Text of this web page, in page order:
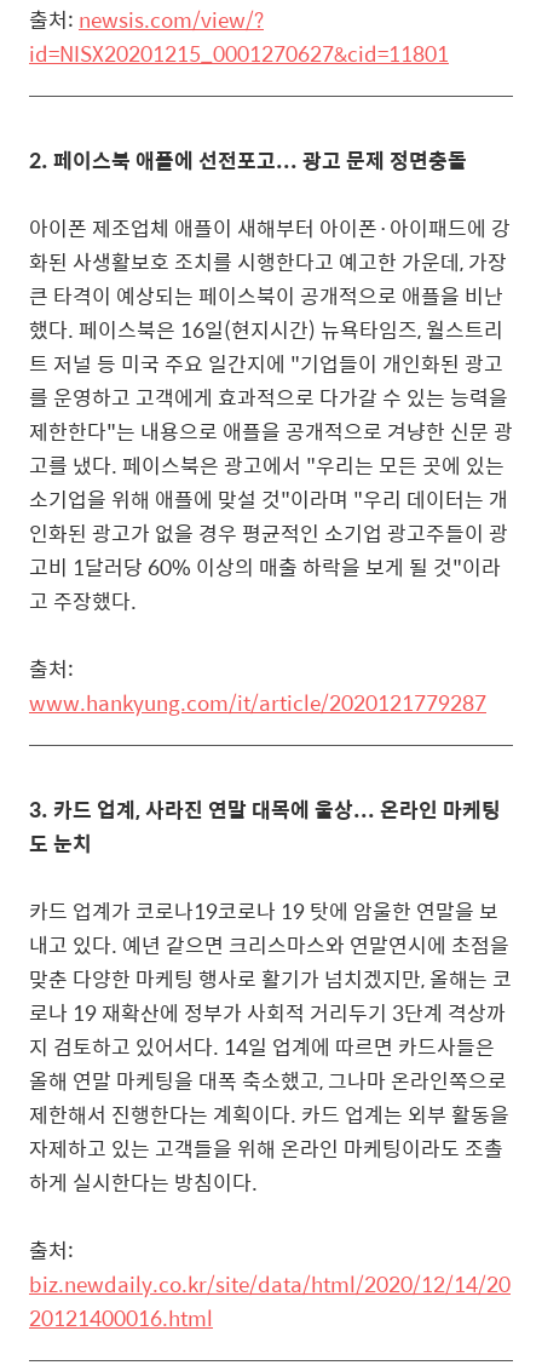
출처: newsis.com/view/?
id=NISX20201215_0001270627&cid=11801
2.페이스북 애플에 선전포고... 광고 문제 정면충돌
아이폰 제조업체 애플이 새해부터 아이폰·아이패드에 강
화된 사생활보호 조치를 시행한다고 예고한 가운데, 가장
큰 타격이 예상되는 페이스북이 공개적으로 애플을 비난
했다.페이스북은 16일(현지시간) 뉴욕타임즈, 월스트리
트 저널 등 미국 주요 일간지에 "기업들이 개인화된 광고
를 운영하고 고객에게 효과적으로 다가갈 수 있는 능력을
제한한다"는 내용으로 애플을 공개적으로 겨냥한 신문 광
고를 냈다.페이스북은 광고에서 "우리는 모든 곳에 있는
소기업을 위해 애플에 맞설 것"이라며 "우리 데이터는 개
인화된 광고가 없을 경우 평균적인 소기업 광고주들이 광
고비 1달러당 60% 이상의 매출 하락을 보게 될 것"이라
고 주장했다.
출처:
www.hankyung.com/it/article/2020121779287
3. 카드 업계, 사라진 연말 대목에 울상... 온라인 마케팅
도 눈치
카드 업계가 코로나19코로나 19 탓에 암울한 연말을 보
내고 있다. 예년 같으면 크리스마스와 연말연시에 초점을
맞춘 다양한 마케팅 행사로 활기가 넘치겠지만, 올해는 코
로나 19 재확산에 정부가 사회적 거리두기 3단계 격상까
지 검토하고 있어서다. 14일 업계에 따르면 카드사들은
올해 연말 마케팅을 대폭 축소했고, 그나마 온라인쪽으로
제한해서 진행한다는 계획이다. 카드 업계는 외부 활동을
자제하고 있는 고객들을 위해 온라인 마케팅이라도 조촐
하게 실시한다는 방침이다.
출처:
biz.newdaily.co.kr/site/data/html/2020/12/14/20
20121400016.html